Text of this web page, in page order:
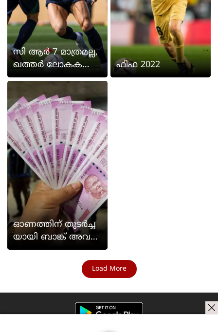
സി ആർ 7 മാത്രമല്ല,
ഖത്തർ ലോകക
പ്പിൽ ഏഴാം നമ്പ
താരങ്ങൾ
ഫിഫ 2022
ഓണത്തിന് തുടര്‍ച്ച
യായി ബാങ്ക് അവധി
!
Load More